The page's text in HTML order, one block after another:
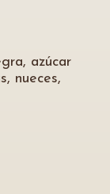
azúcar
nueces,